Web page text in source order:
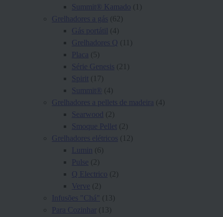
Summit® Kamado (1)
Grelhadores a gás (62)
Gás portátil
(4)
Grelhadores Q (11)
Placa (5)
Série Genesis (21)
Spirit (17)
Summit® (4)
Grelhadores a pellets de madeira (4)
Searwood (2)
Smoque Pellet (2)
Grelhadores elétricos (12)
Lumin
(6)
Pulse (2)
Q Electrico (2)
Verve (2)
Infusões "Chá" (13)
Para Cozinhar
(13)